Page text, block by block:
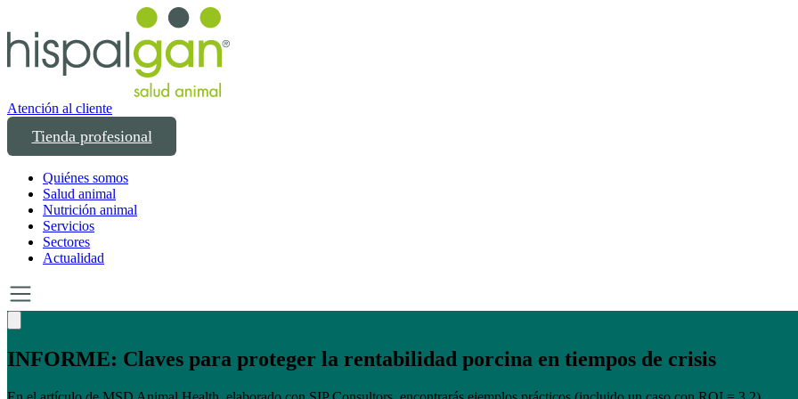
Atención al cliente
Tienda profesional
Quiénes somos
Salud animal
Nutrición animal
Servicios
Sectores
Actualidad
Un año transformando las compras profesionales en salud y bienestar animal: el éxito